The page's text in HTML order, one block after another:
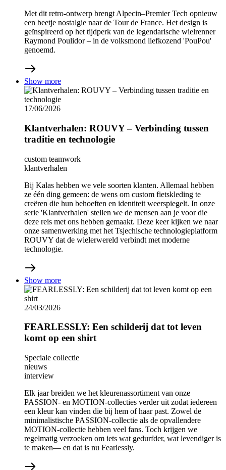
Met dit retro-ontwerp brengt Alpecin–Premier Tech opnieuw
een beetje nostalgie naar de Tour de France. Het design is
geïnspireerd op het tijdperk van de legendarische wielrenner
Raymond Poulidor – in de volksmond liefkozend 'PouPou'
genoemd.
Show more
17/06/2026
Klantverhalen: ROUVY – Verbinding tussen
traditie en technologie
custom teamwork
klantverhalen
Bij Kalas hebben we vele soorten klanten. Allemaal hebben
ze één ding gemeen: de wens om custom fietskleding te
creëren die hun behoeften en identiteit weerspiegelt. In onze
serie 'Klantverhalen' stellen we de mensen aan je voor die
deze reis met ons hebben gemaakt. Deze keer kijken we naar
onze samenwerking met het Tsjechische technologieplatform
ROUVY dat de wielerwereld verbindt met moderne
technologie.
Show more
24/03/2026
FEARLESSLY: Een schilderij dat tot leven
komt op een shirt
Speciale collectie
nieuws
interview
Elk jaar breiden we het kleurenassortiment van onze
PASSION- en MOTION-collecties verder uit zodat iedereen
een kleur kan vinden die bij hem of haar past. Zowel de
minimalistische PASSION-collectie als de opvallendere
MOTION-collectie hebben veel fans. Toch krijgen we
regelmatig verzoeken om iets wat gedurfder, wat levendiger is
te maken— en dat is nu Fearlessly.